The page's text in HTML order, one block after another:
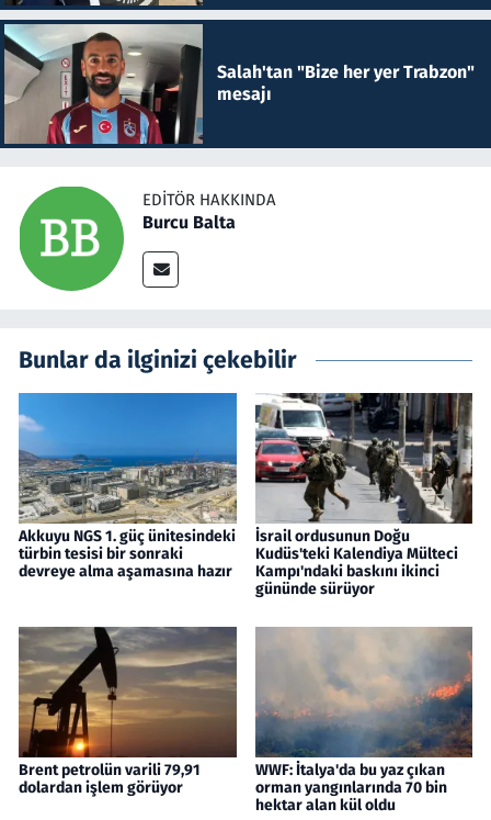
Salah'tan "Bize her yer Trabzon"
mesajı
EDITÖR HAKKINDA
Burcu Balta
Bunlar da ilginizi çekebilir
Akkuyu NGS 1. güç ünitesindeki
türbin tesisi bir sonraki
devreye alma aşamasına hazır
İsrail ordusunun Doğu
Kudüs'teki Kalendiya Mülteci
Kampı'ndaki baskını ikinci
gününde sürüyor
Brent petrolün varili 79,91
dolardan işlem görüyor
WWF: İtalya'da bu yaz çıkan
orman yangınlarında 70 bin
hektar alan kül oldu